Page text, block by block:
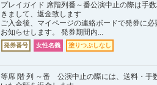
プレイガイド 席階列番～番公演中止の際は手数
きまして、返金致します
ご入金後、マイページの連絡ボードで発券に必
お知らせします。 発券期間内...
発券番号 女性名義 塗りつぶしなし
等席 階 列 ～番 公演中止の際には、送料・手